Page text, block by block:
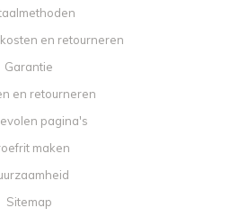
en retourneren
Garantie
en retourneren
pagina's
maken
Sitemap